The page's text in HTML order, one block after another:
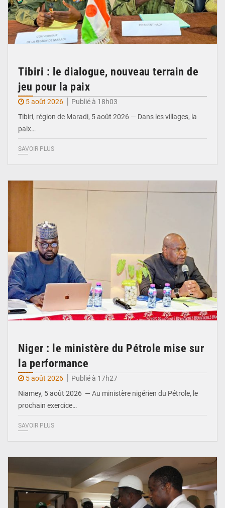
Tibiri : le dialogue, nouveau terrain de
jeu pour la paix
5 août 2026
Publié à 18h03
Tibiri, région de Maradi, 5 août 2026 — Dans les villages, la
paix…
SAVOIR PLUS
Niger : le ministère du Pétrole mise sur
la performance
5 août 2026
Publié à 17h27
Niamey, 5 août 2026 — Au ministère nigérien du Pétrole, le
prochain exercice…
SAVOIR PLUS